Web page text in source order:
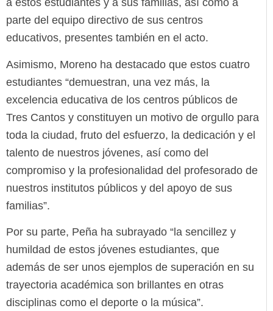
a estos estudiantes y a sus familias, así como a
parte del equipo directivo de sus centros
educativos, presentes también en el acto.
Asimismo, Moreno ha destacado que estos cuatro
estudiantes “demuestran, una vez más, la
excelencia educativa de los centros públicos de
Tres Cantos y constituyen un motivo de orgullo para
toda la ciudad, fruto del esfuerzo, la dedicación y el
talento de nuestros jóvenes, así como del
compromiso y la profesionalidad del profesorado de
nuestros institutos públicos y del apoyo de sus
familias”.
Por su parte, Peña ha subrayado “la sencillez y
humildad de estos jóvenes estudiantes, que
además de ser unos ejemplos de superación en su
trayectoria académica son brillantes en otras
disciplinas como el deporte o la música”.